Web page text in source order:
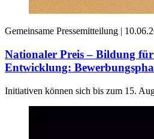
Gemeinsame Pressemitteilung |
Nationaler Preis – Bildung
Entwicklung:
Initiativen können sich bis zum 15.